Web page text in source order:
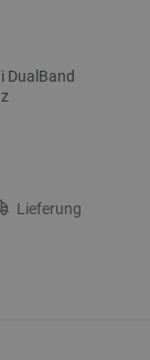
DualBand
Lieferung